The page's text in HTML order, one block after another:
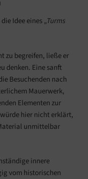
Idee eines „Turms
zu begreifen, ließe er
denken. Eine sanft
Besuchenden nach
Mauerwerk,
Elementen zur
hier nicht erklärt,
unmittelbar
innere
vom historischen